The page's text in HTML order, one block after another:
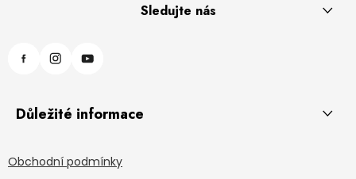
Sledujte nás
Důležité informace
Obchodní podmínky